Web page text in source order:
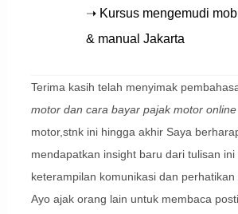
➝ Kursus mengemudi
& manual Jakarta
Terima kasih telah menyimak
motor dan cara bayar pajak motor online
motor,stnk ini hingga akhir Saya
mendapatkan insight baru dari tulisan ini
keterampilan komunikasi dan
Ayo ajak orang lain untuk membaca